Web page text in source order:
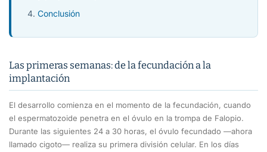
Conclusión
Las primeras semanas: de la fecundación a la
implantación
El desarrollo comienza en el momento de la fecundación, cuando
el espermatozoide penetra en el óvulo en la trompa de Falopio.
Durante las siguientes 24 a 30 horas, el óvulo fecundado —ahora
llamado cigoto— realiza su primera división celular. En los días